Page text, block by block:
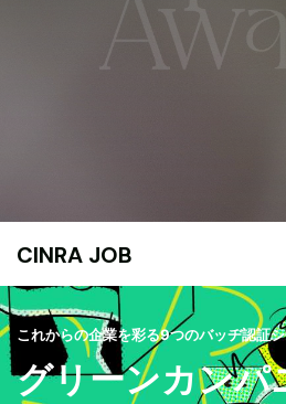
CINRA JOB
これからの企業を彩る9つのバッヂ認証
グリーンカンパ